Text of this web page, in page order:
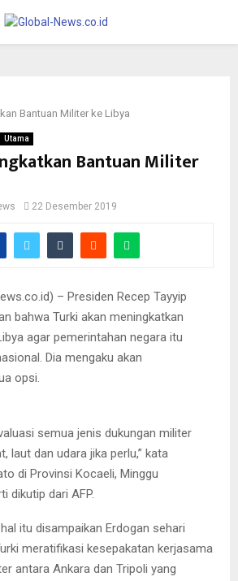
Bantuan Militer ke Libya
Utama
Bantuan Militer
22 Desember 2019
– Presiden Recep Tayyip
bahwa Turki akan meningkatkan
agar pemerintahan negara itu
Dia mengaku akan
opsi.
semua jenis dukungan militer
laut dan udara jika perlu,” kata
di Provinsi Kocaeli, Minggu
dikutip dari AFP.
itu disampaikan Erdogan sehari
meratifikasi kesepakatan kerjasama
antara Ankara dan Tripoli yang